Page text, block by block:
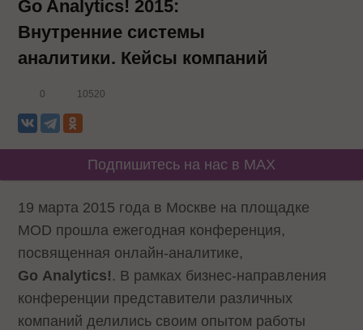
Go Analytics! 2015:
Внутренние системы
аналитики. Кейсы компаний
0 10520
Подпишитесь на нас в MAX
19 марта 2015 года в Москве на площадке
MOD прошла ежегодная конференция,
посвященная онлайн-аналитике,
Go Analytics! . В рамках бизнес-направления
конференции представители различных
компаний делились своим опытом работы